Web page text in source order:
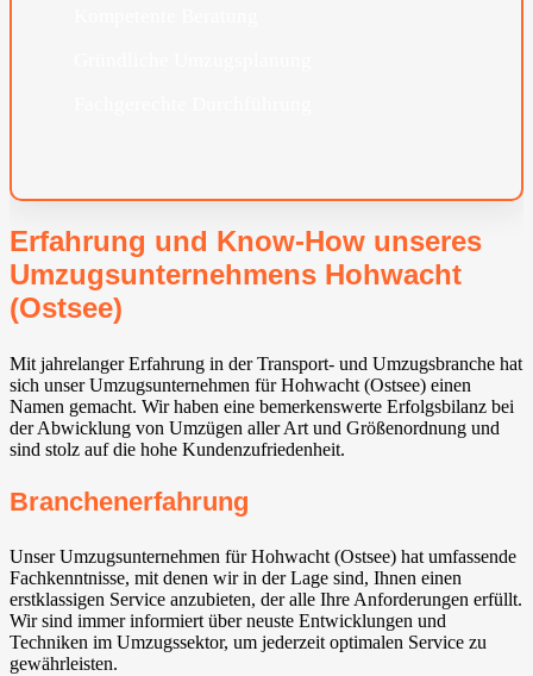
Erfahrung und Know-How unseres
Umzugsunternehmens Hohwacht
(Ostsee)
Mit jahrelanger Erfahrung in der Transport- und Umzugsbranche hat
sich unser Umzugsunternehmen für Hohwacht (Ostsee) einen
Namen gemacht. Wir haben eine bemerkenswerte Erfolgsbilanz bei
der Abwicklung von Umzügen aller Art und Größenordnung und
sind stolz auf die hohe Kundenzufriedenheit.
Branchenerfahrung
Unser Umzugsunternehmen für Hohwacht (Ostsee) hat umfassende
Fachkenntnisse, mit denen wir in der Lage sind, Ihnen einen
erstklassigen Service anzubieten, der alle Ihre Anforderungen erfüllt.
Wir sind immer informiert über neuste Entwicklungen und
Techniken im Umzugssektor, um jederzeit optimalen Service zu
gewährleisten.